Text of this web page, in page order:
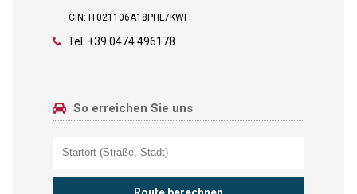
CIN: IT021106A18PHL7KWF
Tel. +39 0474 496178
So erreichen Sie uns